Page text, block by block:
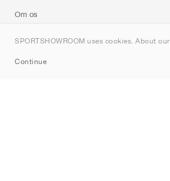
SPORTSHOWROOM uses cookies. About our
Continue
Om os